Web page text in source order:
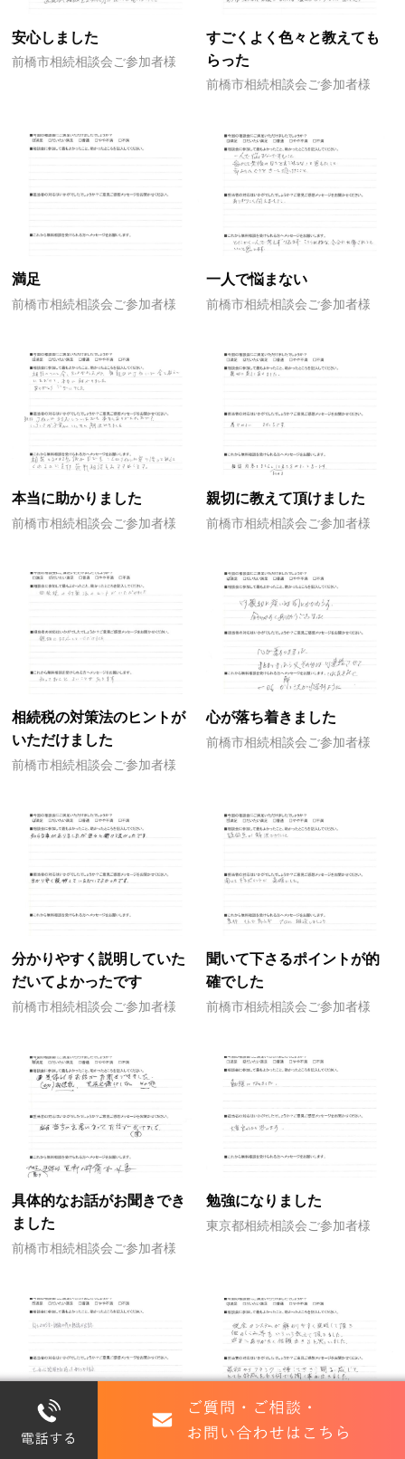
安心しました
前橋市相続相談会ご参加者様
すごくよく色々と教えても
らった
前橋市相続相談会ご参加者様
満足
前橋市相続相談会ご参加者様
一人で悩まない
前橋市相続相談会ご参加者様
本当に助かりました
前橋市相続相談会ご参加者様
親切に教えて頂けました
前橋市相続相談会ご参加者様
相続税の対策法のヒントが
いただけました
前橋市相続相談会ご参加者様
心が落ち着きました
前橋市相続相談会ご参加者様
分かりやすく説明していた
だいてよかったです
前橋市相続相談会ご参加者様
聞いて下さるポイントが的
確でした
前橋市相続相談会ご参加者様
具体的なお話がお聞きでき
ました
前橋市相続相談会ご参加者様
勉強になりました
東京都相続相談会ご参加者様
丁寧に説明をして頂いてわ
本当にありがたく信頼でき